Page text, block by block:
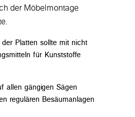
der Möbelmontage
Platten sollte mit nicht
für Kunststoffe
allen gängigen Sägen
regulären Besäumanlagen